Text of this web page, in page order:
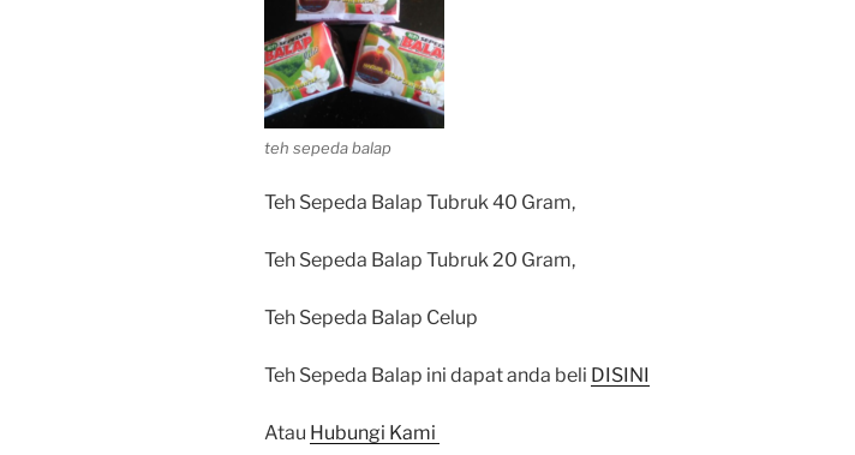
teh sepeda balap
Teh Sepeda Balap Tubruk 40 Gram,
Teh Sepeda Balap Tubruk 20 Gram,
Teh Sepeda Balap Celup
Teh Sepeda Balap ini dapat anda beli DISINI
Atau Hubungi Kami